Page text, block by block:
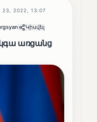
2022, 13:07
Կիսվել
կգա առցանց